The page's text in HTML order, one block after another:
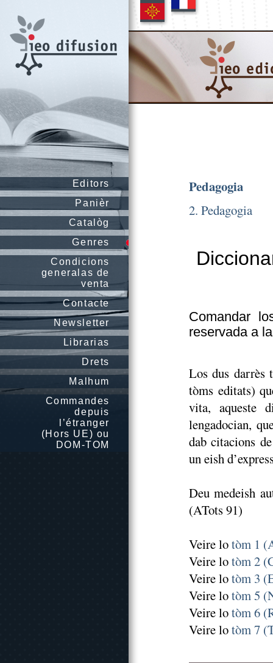
Editors
Panièr
Catalòg
Genres
Condicions
generalas de
venta
Contacte
Newsletter
Librarias
Drets
Malhum
Commandes
depuis
l’étranger
(Hors UE) ou
DOM-TOM
Pedagogia
2. Pedagogia
Comandar
reservada a
Los dus darrès
tòms editats)
vita, aqueste
lengadocian,
dab citacions
un eish
Deu medeish
(ATots 91)
Veire lotòm 1
Veire lotòm 2
Veire lotòm 3
Veire lotòm 5
Veire lotòm 6
Veire lotòm 7